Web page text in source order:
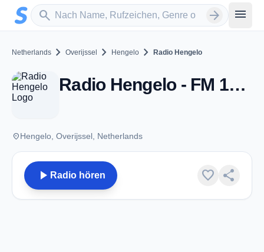
Zum Hauptinhalt springen
search
Sender suchen arrow_forward menu
Netherlands chevron_right Overijssel chevron_right Hengelo chevron_right Radio Hengelo
Radio Hengelo - FM 105.8 - Hengelo
placeHengelo, Overijssel, Netherlands
play_arrow Radio hören favorite share